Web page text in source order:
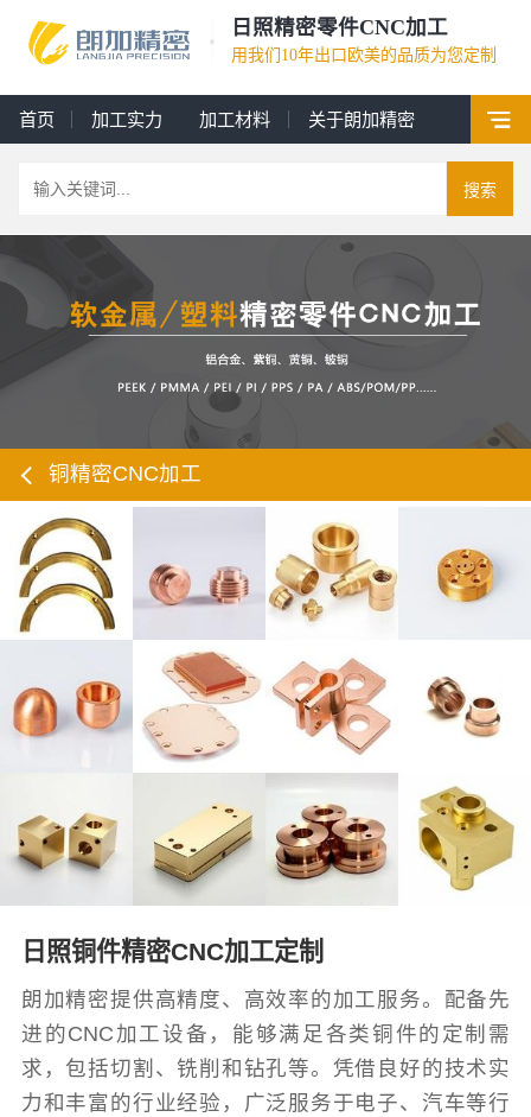
日照精密零件CNC加工
用我们10年出口欧美的品质为您定制
首页 加工实力 加工材料 关于朗加精密
搜索
铜精密CNC加工
日照铜件精密CNC加工定制
朗加精密提供高精度、高效率的加工服务。配备先
进的CNC加工设备，能够满足各类铜件的定制需
求，包括切割、铣削和钻孔等。凭借良好的技术实
力和丰富的行业经验，广泛服务于电子、汽车等行